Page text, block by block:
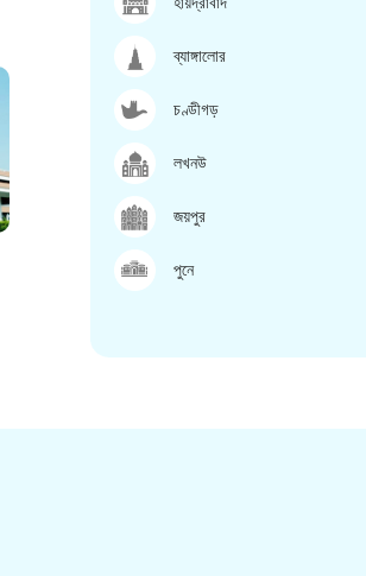
ব্যাঙ্গালোর
চণ্ডীগড়
লখনউ
জয়পুর
পুনে